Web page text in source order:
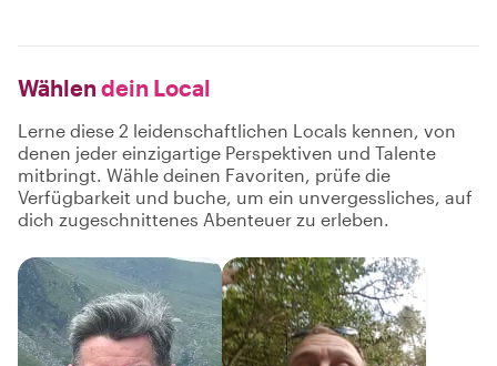
Wählen dein Local
Lerne diese 2 leidenschaftlichen Locals kennen, von
denen jeder einzigartige Perspektiven und Talente
mitbringt. Wähle deinen Favoriten, prüfe die
Verfügbarkeit und buche, um ein unvergessliches, auf
dich zugeschnittenes Abenteuer zu erleben.